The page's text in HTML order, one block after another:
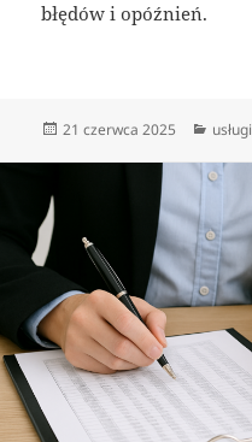
błędów i opóźnień.
Data
21 czerwca 2025 usługi